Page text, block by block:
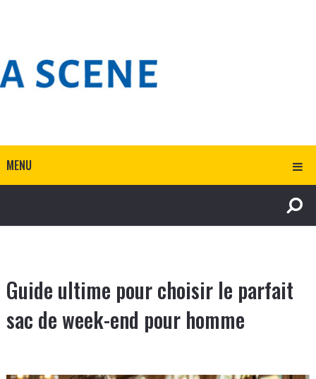
MENU
Guide ultime pour choisir le parfait
sac de week-end pour homme